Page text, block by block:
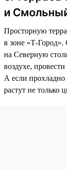
и
Просторную
в зоне «Т-Город».
на Северную
воздухе,
А если прохладно
растут не только